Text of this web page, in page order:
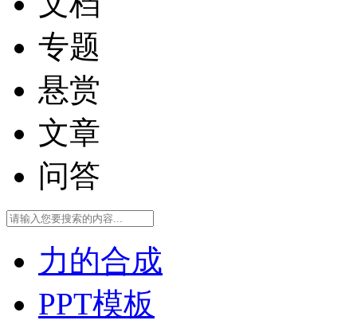
专题
悬赏
文章
问答
力的合成
PPT模板